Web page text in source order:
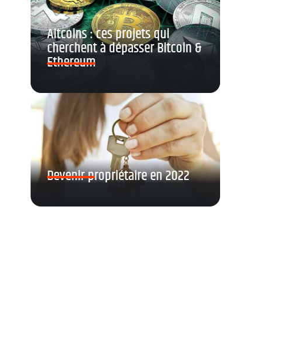
Altcoins : ces projets qui
cherchent à dépasser Bitcoin &
Ethereum
Devenir propriétaire en 2022